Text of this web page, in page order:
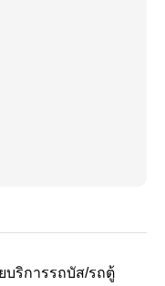
บริการรถบัส/รถตู้